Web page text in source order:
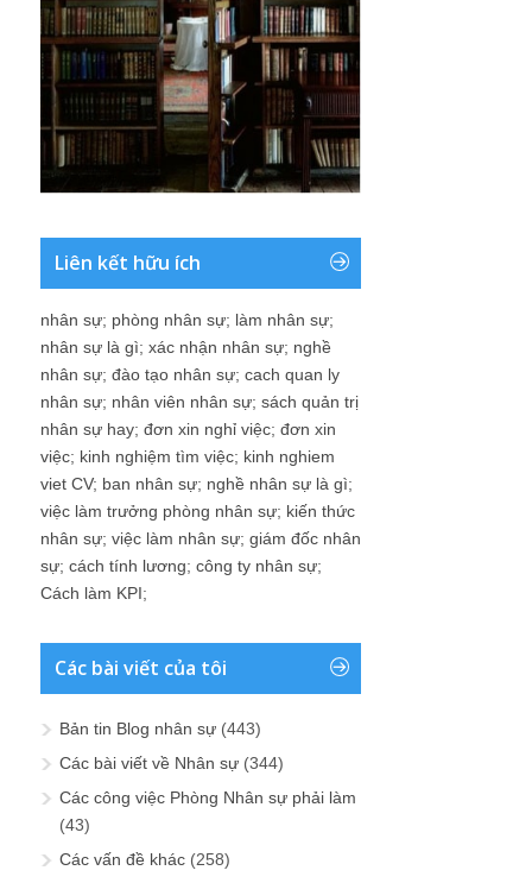
Liên kết hữu ích
nhân sự; phòng nhân sự; làm nhân sự;
nhân sự là gì; xác nhận nhân sự; nghề
nhân sự; đào tạo nhân sự; cach quan ly
nhân sự; nhân viên nhân sự; sách quản trị
nhân sự hay; đơn xin nghỉ việc; đơn xin
việc; kinh nghiệm tìm việc; kinh nghiem
viet CV; ban nhân sự; nghề nhân sự là gì;
việc làm trưởng phòng nhân sự; kiến thức
nhân sự; việc làm nhân sự; giám đốc nhân
sự; cách tính lương; công ty nhân sự;
Cách làm KPI;
Các bài viết của tôi
Bản tin Blog nhân sự (443)
Các bài viết về Nhân sự (344)
Các công việc Phòng Nhân sự phải làm
(43)
Các vấn đề khác (258)